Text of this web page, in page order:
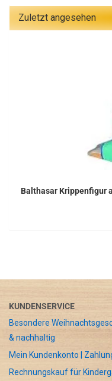
Zuletzt angesehen
Balthasar Krippenfigur
KUNDENSERVICE
Besondere
& nachhaltig
Mein Kundenkonto |
Rechnungskauf für